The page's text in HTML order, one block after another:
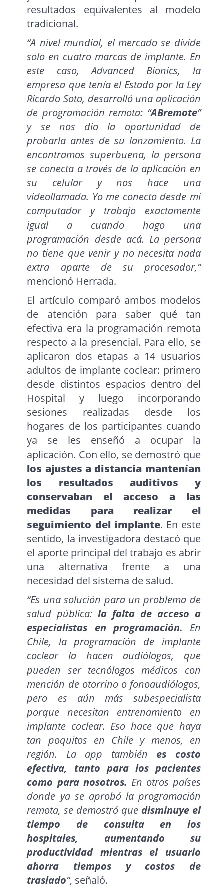
resultados equivalentes al modelo
tradicional.
“A nivel mundial, el mercado se divide
solo en cuatro marcas de implante. En
este caso, Advanced Bionics, la
empresa que tenía el Estado por la Ley
Ricardo Soto, desarrolló una aplicación
de programación remota: “ABremote”
y se nos dio la oportunidad de
probarla antes de su lanzamiento. La
encontramos superbuena, la persona
se conecta a través de la aplicación en
su celular y nos hace una
videollamada. Yo me conecto desde mi
computador y trabajo exactamente
igual a cuando hago una
programación desde acá. La persona
no tiene que venir y no necesita nada
extra aparte de su procesador,”
mencionó Herrada.
El artículo comparó ambos modelos
de atención para saber qué tan
efectiva era la programación remota
respecto a la presencial. Para ello, se
aplicaron dos etapas a 14 usuarios
adultos de implante coclear: primero
desde distintos espacios dentro del
Hospital y luego incorporando
sesiones realizadas desde los
hogares de los participantes cuando
ya se les enseñó a ocupar la
aplicación. Con ello, se demostró que
los ajustes a distancia mantenían
los resultados auditivos y
conservaban el acceso a las
medidas para realizar el
seguimiento del implante. En este
sentido, la investigadora destacó que
el aporte principal del trabajo es abrir
una alternativa frente a una
necesidad del sistema de salud.
“Es una solución para un problema de
salud pública:la falta de acceso a
especialistas en programación. En
Chile, la programación de implante
coclear la hacen audiólogos, que
pueden ser tecnólogos médicos con
mención de otorrino o fonoaudiólogos,
pero es aún más subespecialista
porque necesitan entrenamiento en
implante coclear. Eso hace que haya
tan poquitos en Chile y menos, en
región. La app también es costo
efectiva, tanto para los pacientes
como para nosotros. En otros países
donde ya se aprobó la programación
remota, se demostró que disminuye el
tiempo de consulta en los
hospitales, aumentando su
productividad mientras el usuario
ahorra tiempos y costos de
traslado”, señaló.